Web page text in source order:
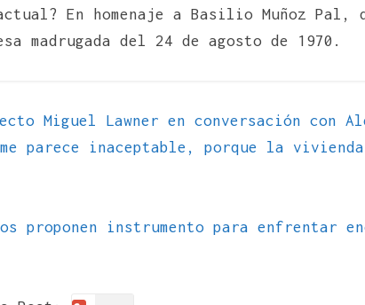
En homenaje a Basilio Muñoz
madrugada del 24 de agosto de 1970.
Miguel Lawner en conversación con
parece inaceptable, porque la vivienda
proponen instrumento para enfrentar